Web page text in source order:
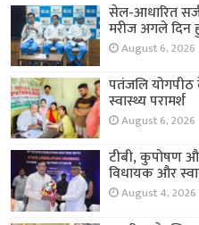
सेल-आधारित
मरीज अगले दिन
August 6, 2026
पतंजलि योगपीठ
स्वास्थ्य परामर्श
August 6, 2026
टीबी, कुपोषण
विधायक और
August 4, 2026